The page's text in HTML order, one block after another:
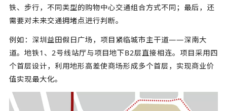
铁、步行，不同类型的购物中心交通组合方式不同；最后，还
需要对未来交通拥堵点进行判断。
例如：深圳益田假日广场，项目紧临城市主干道——深南大
道。地铁1、2号线站厅与项目地下B2层直接相连。项目采用四
个首层设计，利用地形高差使商场形成多个首层，实现商业价
值实现最大化。